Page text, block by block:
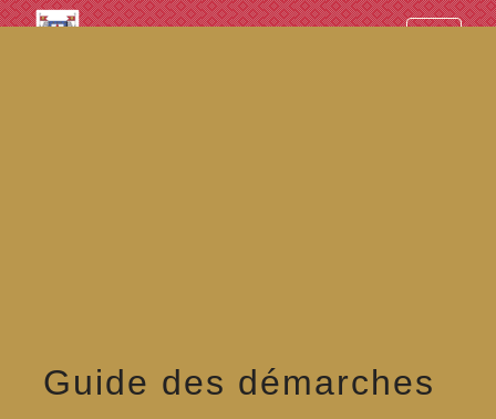
googled7e4d5fb082cc1df.html
Guide des démarches